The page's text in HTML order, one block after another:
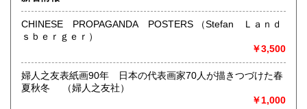
-
沿線名：-
最寄駅：-
営業時間：事務所(無店舗)、事務所併設のギャラリーのみ不
CHINESE PROPAGANDA POSTERS （Stefan Ｌａｎｄ
ｓｂｅｒｇｅｒ）
￥3,500
婦人之友表紙画90年 日本の代表画家70人が描きつづけた春
夏秋冬 （婦人之友社）
￥1,000